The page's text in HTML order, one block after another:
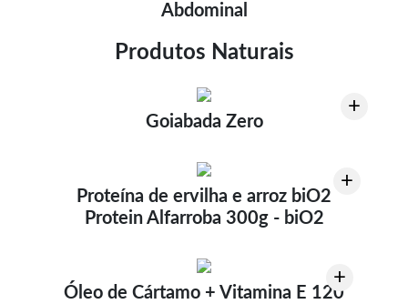
Abdominal
Produtos Naturais
+
Goiabada Zero
+
Proteína de ervilha e arroz biO2
Protein Alfarroba 300g - biO2
+
Óleo de Cártamo + Vitamina E 120